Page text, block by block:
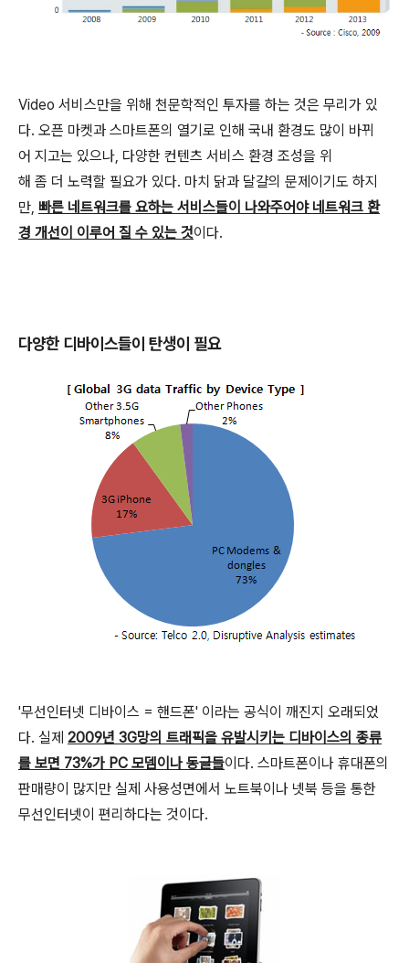
Video 서비스만을 위해 천문학적인 투자를 하는 것은 무리가 있
다. 오픈 마켓과 스마트폰의 열기로 인해 국내 환경도 많이 바뀌
어 지고는 있으나, 다양한 컨텐츠 서비스 환경 조성을 위
해 좀 더 노력할 필요가 있다. 마치 닭과 달걀의 문제이기도 하지
만, 빠른 네트워크를 요하는 서비스들이 나와주어야 네트워크 환
경 개선이 이루어 질 수 있는 것이다.
다양한 디바이스들이 탄생이 필요
'무선인터넷 디바이스 = 핸드폰' 이라는 공식이 깨진지 오래되었
다. 실제 2009년 3G망의 트래픽을 유발시키는 디바이스의 종류
를 보면 73%가 PC 모뎀이나 동글들이다. 스마트폰이나 휴대폰의
판매량이 많지만 실제 사용성면에서 노트북이나 넷북 등을 통한
무선인터넷이 편리하다는 것이다.